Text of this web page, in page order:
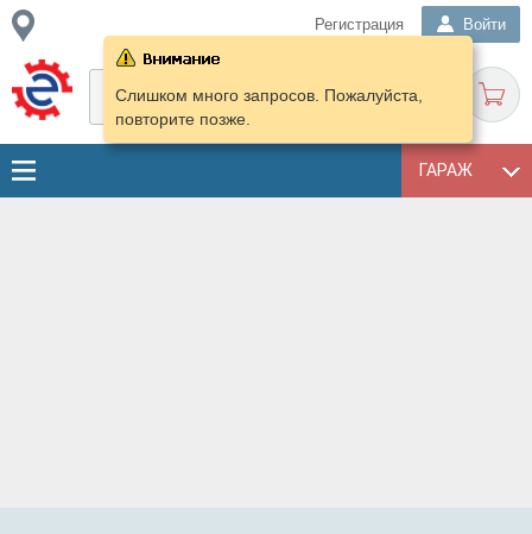
Регистрация Войти
ГАРАЖ
Слишком много запросов. Пожалуйста,
повторите позже.